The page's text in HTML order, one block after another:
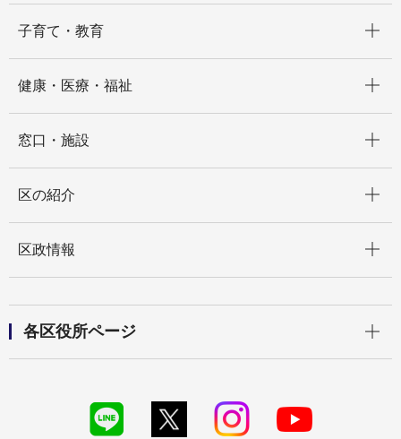
子育て・教育
健康・医療・福祉
窓口・施設
区の紹介
区政情報
各区役所ページ